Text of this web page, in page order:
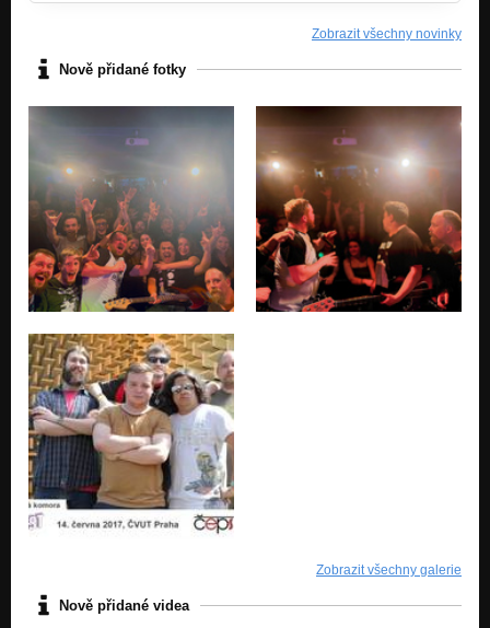
Zobrazit všechny novinky
Nově přidané fotky
Zobrazit všechny galerie
Nově přidané videa